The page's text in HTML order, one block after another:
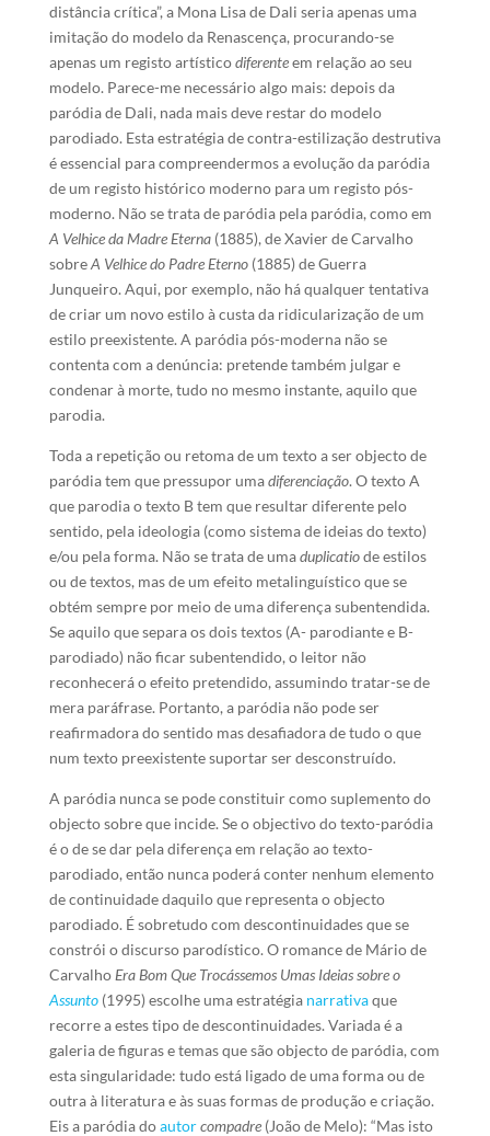
distância crítica”, a Mona Lisa de Dali seria apenas uma
imitação do modelo da Renascença, procurando-se
apenas um registo artísticodiferenteem relação ao seu
modelo. Parece-me necessário algo mais: depois da
paródia de Dali, nada mais deve restar do modelo
parodiado. Esta estratégia de contra-estilização destrutiva
é essencial para compreendermos a evolução da paródia
de um registo histórico moderno para um registo pós-
moderno. Não se trata de paródia pela paródia, como em
A Velhice da Madre Eterna(1885), de Xavier de Carvalho
sobreA Velhice do Padre Eterno(1885) de Guerra
Junqueiro. Aqui, por exemplo, não há qualquer tentativa
de criar um novo estilo à custa da ridicularização de um
estilo preexistente. A paródia pós-moderna não se
contenta com a denúncia: pretende também julgar e
condenar à morte, tudo no mesmo instante, aquilo que
parodia.
Toda a repetição ou retoma de um texto a ser objecto de
paródia tem que pressupor umadiferenciação. O texto A
que parodia o texto B tem que resultar diferente pelo
sentido, pela ideologia (como sistema de ideias do texto)
e/ou pela forma. Não se trata de umaduplicatiode estilos
ou de textos, mas de um efeito metalinguístico que se
obtém sempre por meio de uma diferença subentendida.
Se aquilo que separa os dois textos (A- parodiante e B-
parodiado) não ficar subentendido, o leitor não
reconhecerá o efeito pretendido, assumindo tratar-se de
mera paráfrase. Portanto, a paródia não pode ser
reafirmadora do sentido mas desafiadora de tudo o que
num texto preexistente suportar ser desconstruído.
A paródia nunca se pode constituir como suplemento do
objecto sobre que incide. Se o objectivo do texto-paródia
é o de se dar pela diferença em relação ao texto-
parodiado, então nunca poderá conter nenhum elemento
de continuidade daquilo que representa o objecto
parodiado. É sobretudo com descontinuidades que se
constrói o discurso parodístico. O romance de Mário de
Carvalho Era Bom Que Trocássemos Umas Ideias sobre o
Assunto(1995) escolhe uma estratégia narrativaque
recorre a estes tipo de descontinuidades. Variada é a
galeria de figuras e temas que são objecto de paródia, com
esta singularidade: tudo está ligado de uma forma ou de
outra à literatura e às suas formas de produção e criação.
Eis a paródia doautorcompadre(João de Melo): “Mas isto